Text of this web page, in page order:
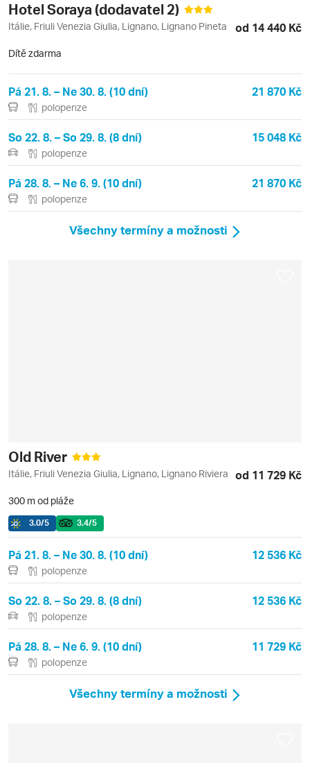
Hotel Soraya (dodavatel 2)
Itálie, Friuli Venezia Giulia, Lignano, Lignano Pineta od 14 440 Kč
Dítě zdarma
Pá 21. 8. – Ne 30. 8. (10 dní) 21 870 Kč
polopenze
So 22. 8. – So 29. 8. (8 dní) 15 048 Kč
polopenze
Pá 28. 8. – Ne 6. 9. (10 dní) 21 870 Kč
polopenze
Všechny termíny a možnosti
Old River
Itálie, Friuli Venezia Giulia, Lignano, Lignano Riviera od 11 729 Kč
300 m od pláže
3.0/5 3.4/5
Pá 21. 8. – Ne 30. 8. (10 dní) 12 536 Kč
polopenze
So 22. 8. – So 29. 8. (8 dní) 12 536 Kč
polopenze
Pá 28. 8. – Ne 6. 9. (10 dní) 11 729 Kč
polopenze
Všechny termíny a možnosti